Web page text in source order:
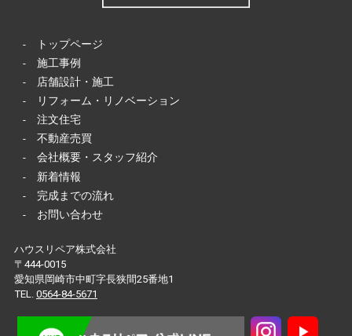
-
トップページ
-施工事例
-
店舗設計・施工
-
リフォーム・リノベーション
-注文住宅
-不動産売買
-会社概要・スタッフ紹介
- 新着情報
- 完成までの流れ
- お問い合わせ
ハウスリペア株式会社
〒444-0015
愛知県岡崎市中町字長狭間25番地1
TEL. 0564-84-5671